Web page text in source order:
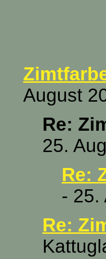
August
Re:
25.
Re:
- 25.
Re: